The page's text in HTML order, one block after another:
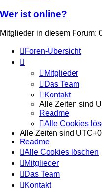
Wer ist online?
Mitglieder in diesem Forum:
Foren-Übersicht
Mitglieder
Das Team
Kontakt
Alle Zeiten sind
Readme
Alle Cookies
Alle Zeiten sind
Readme
Alle Cookies löschen
Mitglieder
Das Team
Kontakt